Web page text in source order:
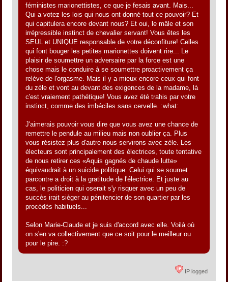
féministes marionettistes, ce que je fesais avant. Mais...
Qui a votez les lois qui nous ont donné tout ce pouvoir? Et
qui capitulera encore devant nous? Et oui, le mâle et son
irrépressible instinct de chevalier servant! Vous êtes les
SEUL et UNIQUE responsable de votre déconfiture! Celles
qui font bouger les petites marionettes doivent rire... Le
plaisir de soumettre un adversaire par la force est une
chose mais le conduire à se soumettre proactivement ça
relève de l'orgasme. Mais il y a mieux encore ceux qui font
du zèle et vont au devant des exigences de la madame, là
c'est vraiement pathétique! Vous avez été trahis par votre
instinct, comme des imbéciles sans cervelle. :what:
J'aimerais pouvoir vous dire que vous avez une chance de
remettre le pendule au milieu mais non oublier ça. Plus
vous résistez plus d'autre nous servirons avec zèle. Les
électeurs sont principalement des électrices, toute tentative
de nous retirer ces «Aquis gagnés de chaude lutte»
équivaudrait à un suicide politique. Celui qui se soumet
parcontre a droit à la gratitude de l'électrice. Et juste au
cas, le politicien qui oserait s'y risquer avec un peu de
succès irait sièger au pénitencier de son quartier par les
procédés habituels...
Selon Marie-Claude et je suis d'accord avec elle. Voilà où
on s'en va collectivement que ce soit pour le meilleur ou
pour le pire. :?
IP logged